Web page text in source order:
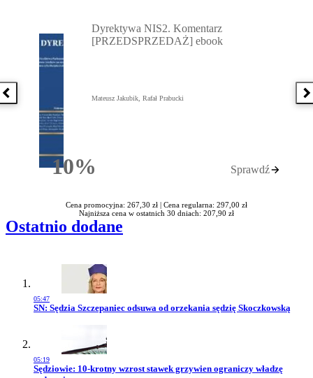
Poprzednia książka
10%Rabatu
Dyrektywa NIS2. Komentarz
[PRZEDSPRZEDAŻ] ebook
Mateusz Jakubik, Rafał Prabucki
Sprawdź
Cena promocyjna: 267,30 zł | Cena regularna: 297,00 zł
Najniższa cena w ostatnich 30 dniach: 207,90 zł
Ostatnio dodane
05:47
Przejdź do artykułu:
SN: Sędzia Szczepaniec odsuwa od orzekania sędzię Skoczkowską
05:19
Przejdź do artykułu:
Sędziowie: 10-krotny wzrost stawek grzywien ograniczy władzę